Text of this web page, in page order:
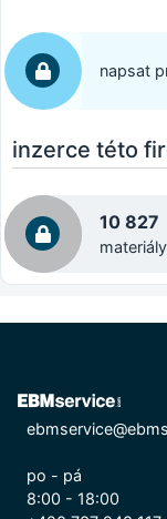
napsat
inzerce této
10 827
po - pá
8:00 - 18:00